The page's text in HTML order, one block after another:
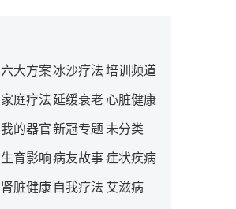
六大方案冰沙疗法 培训频道
家庭疗法 延缓衰老 心脏健康
我的器官新冠专题 未分类
生育影响病友故事症状疾病
肾脏健康 自我疗法 艾滋病